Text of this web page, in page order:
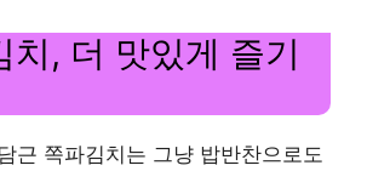
치, 더 맛있게 즐기
근 쪽파김치는 그냥 밥반찬으로도